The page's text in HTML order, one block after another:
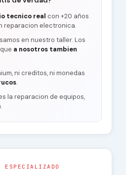
tecnico real con +20 años
reparacion electronica.
en nuestro taller. Los
a nosotros tambien
ni creditos, ni monedas
.
la reparacion de equipos,
ESPECIALIZADO